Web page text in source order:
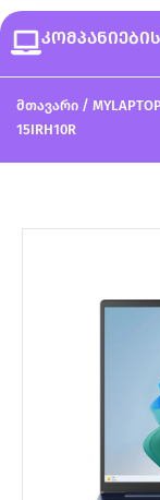
მთავარი /
15IRH10R